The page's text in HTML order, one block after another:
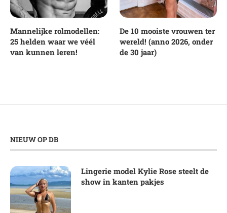
Mannelijke rolmodellen:
25 helden waar we véél
van kunnen leren!
De 10 mooiste vrouwen ter
wereld! (anno 2026, onder
de 30 jaar)
NIEUW OP DB
Lingerie model Kylie Rose steelt de
show in kanten pakjes